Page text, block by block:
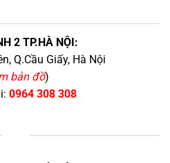
2 TP.HÀ NỘI:
Q.Cầu Giấy, Hà Nội
bản đồ)
0964 308 308